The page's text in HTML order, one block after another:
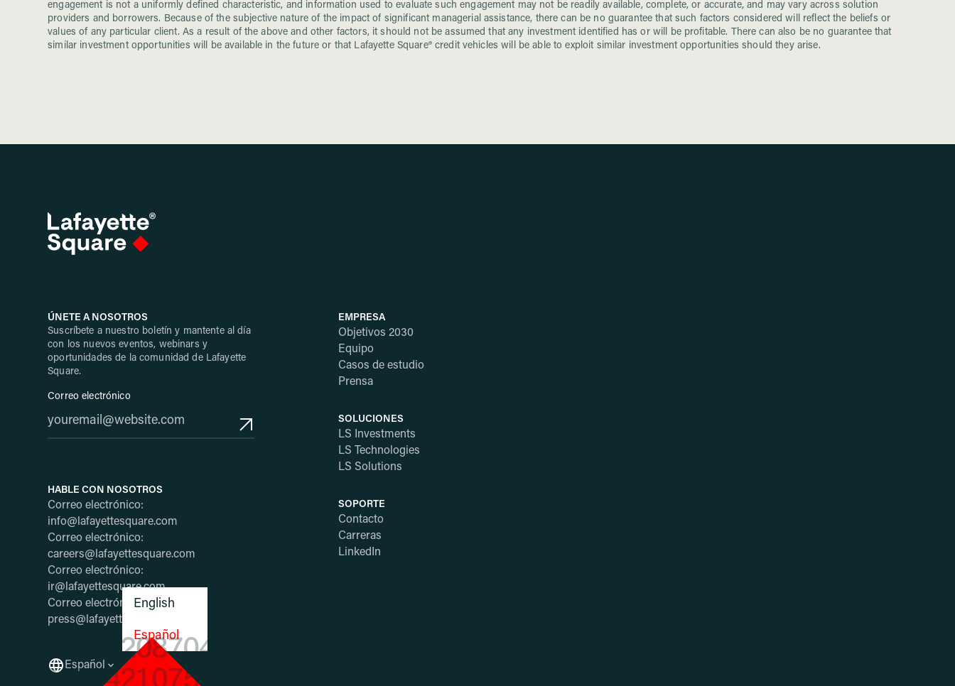
engagement is not a uniformly defined characteristic, and information used to evaluate such engagement may not be readily available, complete, or accurate, and may vary across solution
providers and borrowers. Because of the subjective nature of the impact of significant managerial assistance, there can be no guarantee that such factors considered will reflect the beliefs or
values of any particular client. As a result of the above and other factors, it should not be assumed that any investment identified has or will be profitable. There can also be no guarantee that
similar investment opportunities will be available in the future or that Lafayette Square® credit vehicles will be able to exploit similar investment opportunities should they arise.
ÚNETE A NOSOTROS
Suscríbete a nuestro boletín y mantente al día
con los nuevos eventos, webinars y
oportunidades de la comunidad de Lafayette
Square.
Correo electrónico
HABLE CON NOSOTROS
Correo electrónico:
info@lafayettesquare.com
Correo electrónico:
careers@lafayettesquare.com
Correo electrónico:
ir@lafayettesquare.com
Correo electrónico:
press@lafayettesquare.com
Español
English
Español
EMPRESA
Objetivos 2030
Equipo
Casos de estudio
Prensa
SOLUCIONES
LS Investments
LS Technologies
LS Solutions
SOPORTE
Contacto
Carreras
LinkedIn